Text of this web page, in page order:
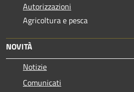
Autorizzazioni
Agricoltura e pesca
NOVITÀ
Notizie
Comunicati